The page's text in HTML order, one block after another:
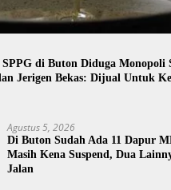
di Buton Diduga Monopoli
Jerigen Bekas: Dijual Untuk
Agustus 5, 2026
Di Buton Sudah Ada 11 Dapur
Masih Kena Suspend, Dua
Jalan